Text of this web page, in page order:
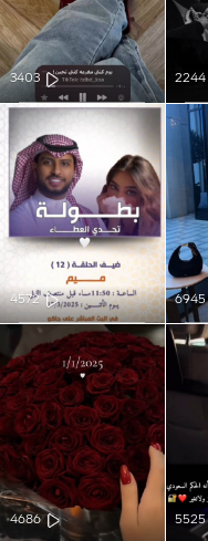
2244
3403
6945
4572
5525
4686